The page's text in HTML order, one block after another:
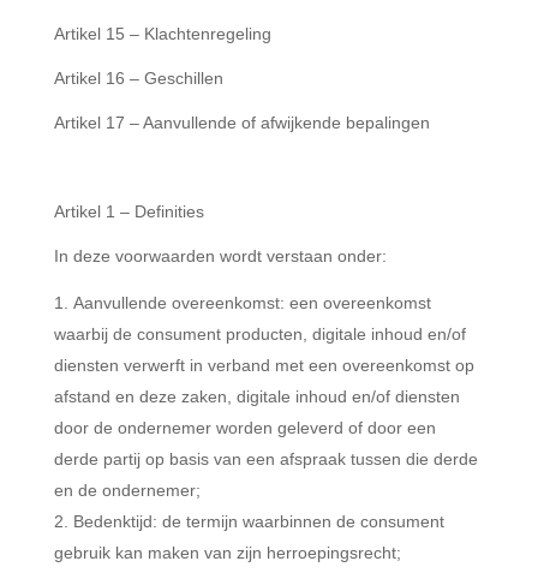
Artikel 15 – Klachtenregeling
Artikel 16 – Geschillen
Artikel 17 – Aanvullende of afwijkende bepalingen
Artikel 1 – Definities
In deze voorwaarden wordt verstaan onder:
Aanvullende overeenkomst: een overeenkomst
waarbij de consument producten, digitale inhoud en/of
diensten verwerft in verband met een overeenkomst op
afstand en deze zaken, digitale inhoud en/of diensten
door de ondernemer worden geleverd of door een
derde partij op basis van een afspraak tussen die derde
en de ondernemer;
Bedenktijd: de termijn waarbinnen de consument
gebruik kan maken van zijn herroepingsrecht;